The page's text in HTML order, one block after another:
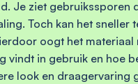
Je ziet gebruikssporen
Toch kan het sneller
oogt het
vindt in gebruik en hoe
look en draagervaring